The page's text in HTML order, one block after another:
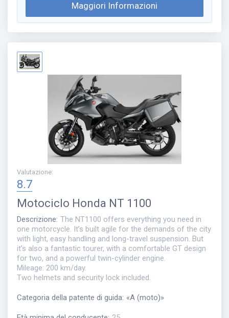
Maggiori Informazioni
Valutazione:
8.7
Motociclo Honda NT 1100
Descrizione: The NT1100 offers everything you need in
one motorcycle. It’s built agile for the demands of the city
with light, easy handling and long-travel suspension. But
it’s also a fantastic tourer, with a comfortable GT design
for two, and a powerful twin-cylinder engine.
Mileage: 200 km/day.
Two helmets and security lock included.
Categoria della patente di guida: «A (moto)»